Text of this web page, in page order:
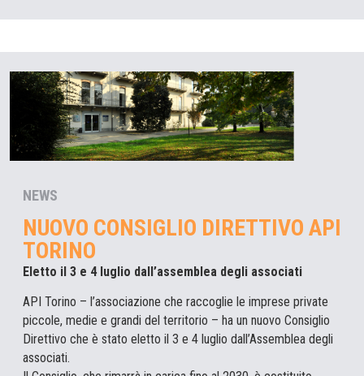
NEWS
NUOVO CONSIGLIO DIRETTIVO API
TORINO
Eletto il 3 e 4 luglio dall’assemblea degli associati
API Torino – l’associazione che raccoglie le imprese private
piccole, medie e grandi del territorio – ha un nuovo Consiglio
Direttivo che è stato eletto il 3 e 4 luglio dall’Assemblea degli
associati.